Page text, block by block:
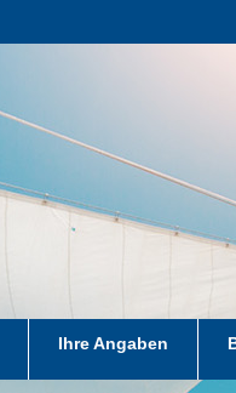
Ihre Angaben